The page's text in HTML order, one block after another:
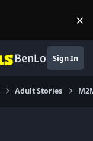
×
BenLotusSign In
Adult Stories